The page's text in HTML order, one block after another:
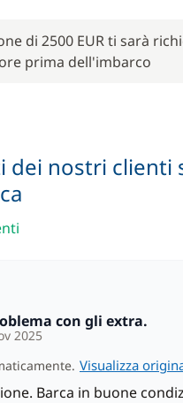
/
/
di 2500 EUR ti sarà
prima dell'imbarco
dei nostri clienti
con gli extra.
2025
Visualizza
Barca in buone